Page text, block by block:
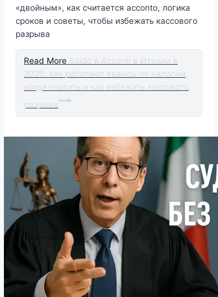
«двойным», как считается acconto, логика
сроков и советы, чтобы избежать кассового
разрыва
Read More Saldo и Acconti в Италии в
2026: как работают авансы по налогам,
когда платить и как избежать кассового
разрыва